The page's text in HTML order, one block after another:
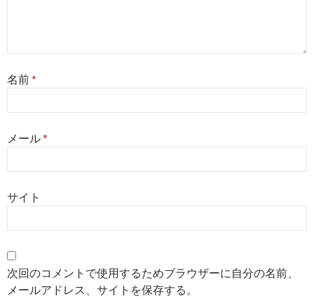
名前*
メール*
サイト
次回のコメントで使用するためブラウザーに自分の名前、
メールアドレス、サイトを保存する。